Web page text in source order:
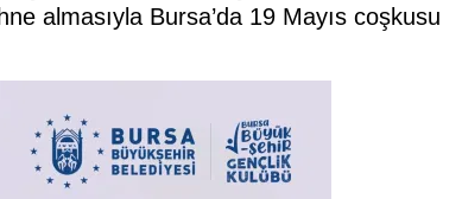
almasıyla Bursa’da 19 Mayıs coşkusu